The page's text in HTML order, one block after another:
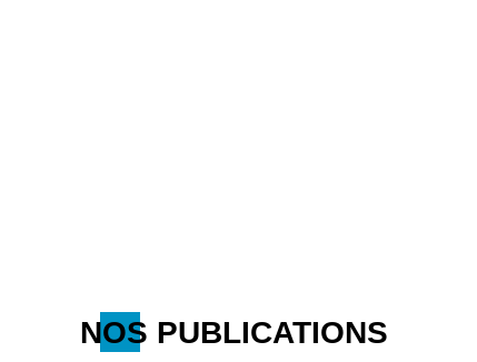
NOS PUBLICATIONS